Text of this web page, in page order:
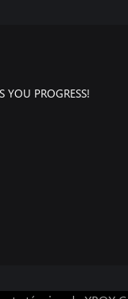
YOU PROGRESS!